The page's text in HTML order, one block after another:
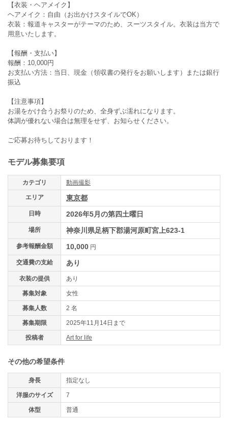
【衣装・ヘアメイク】
ヘアメイク：自由（お出かけスタイルでOK）
衣装：報道キャスターがテーマのため、スーツスタイル。衣装は当方で
用意いたします。
【報酬・支払い】
報酬：10,000円
お支払い方法：当日、現金（領収書の発行をお願いします）または銀行
振込
【注意事項】
お湯をかけ合うお祭りのため、全身ずぶ濡れになります。
体調が優れない場合は無理をせず、お知らせください。
ご応募お待ちしております！
モデル募集要項
カテゴリ 動画撮影
エリア 東京都
日時 2026年5月の第四土曜日
場所 神奈川県足柄下郡湯河原町宮上623-1
参考報酬金額 10,000 円
交通費の支給 あり
衣装の提供 あり
募集対象 女性
募集人数 2 名
募集期限 2025年11月14日まで
投稿者 Art for life
その他の希望条件
身長 指定なし
洋服のサイズ 7
体型 普通